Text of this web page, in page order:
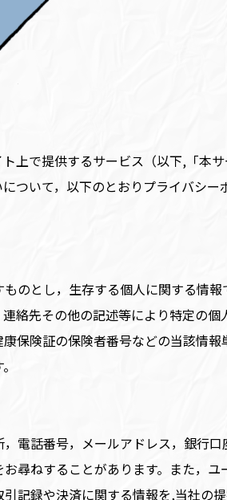
上で提供するサービス（以下,「本サ
ついて，以下のとおりプライバシー
のとし，生存する個人に関する情報
絡先その他の記述等により特定の個
保険証の保険者番号などの当該情報
電話番号，メールアドレス，銀行口
尋ねすることがあります。また，ユ
記録や決済に関する情報を,当社の